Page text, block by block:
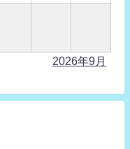
2026年9月